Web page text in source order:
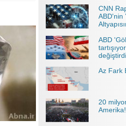
CNN
ABD'nin
ABD
Az Fark
20
Amerika!